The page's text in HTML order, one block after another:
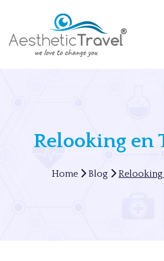
Relooking en
Home Blog